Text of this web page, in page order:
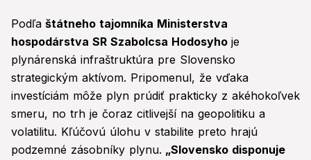
Podľa štátneho tajomníka Ministerstva
hospodárstva SR Szabolcsa Hodosyho je
plynárenská infraštruktúra pre Slovensko
strategickým aktívom. Pripomenul, že vďaka
investíciám môže plyn prúdiť prakticky z akéhokoľvek
smeru, no trh je čoraz citlivejší na geopolitiku a
volatilitu. Kľúčovú úlohu v stabilite preto hrajú
podzemné zásobníky plynu. „Slovensko disponuje